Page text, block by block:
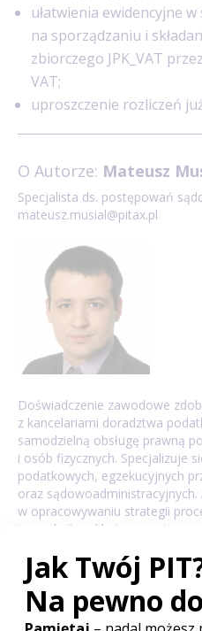
ułatwienia ewidencyjne
na sporządzaniu i
zbiorczego JPK_VAT
VAT;
uproszczenie rozliczeń
O Autorze: Mateusz
Specjalista ds. postępowań
mateusz.musial@pitax.pl
Doświadczenie zawodowe
z kancelariami doradztwa
samodzielną obsługę prawną
i osób fizycznych. Specjalizuje
podatkowych, egzekucyjnych
oraz sądowoadministracyjnych.
w opracowywaniu strategii
transakcji pod kątem
więcej...
Poradnik